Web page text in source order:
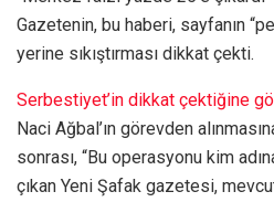
Gazetenin, bu haberi, sayfanın
yerine sıkıştırması dikkat çekti.
Serbestiyet’in dikkat çektiğine
Naci Ağbal’ın görevden
sonrası, “Bu operasyonu kim
çıkan Yeni Şafak gazetesi,